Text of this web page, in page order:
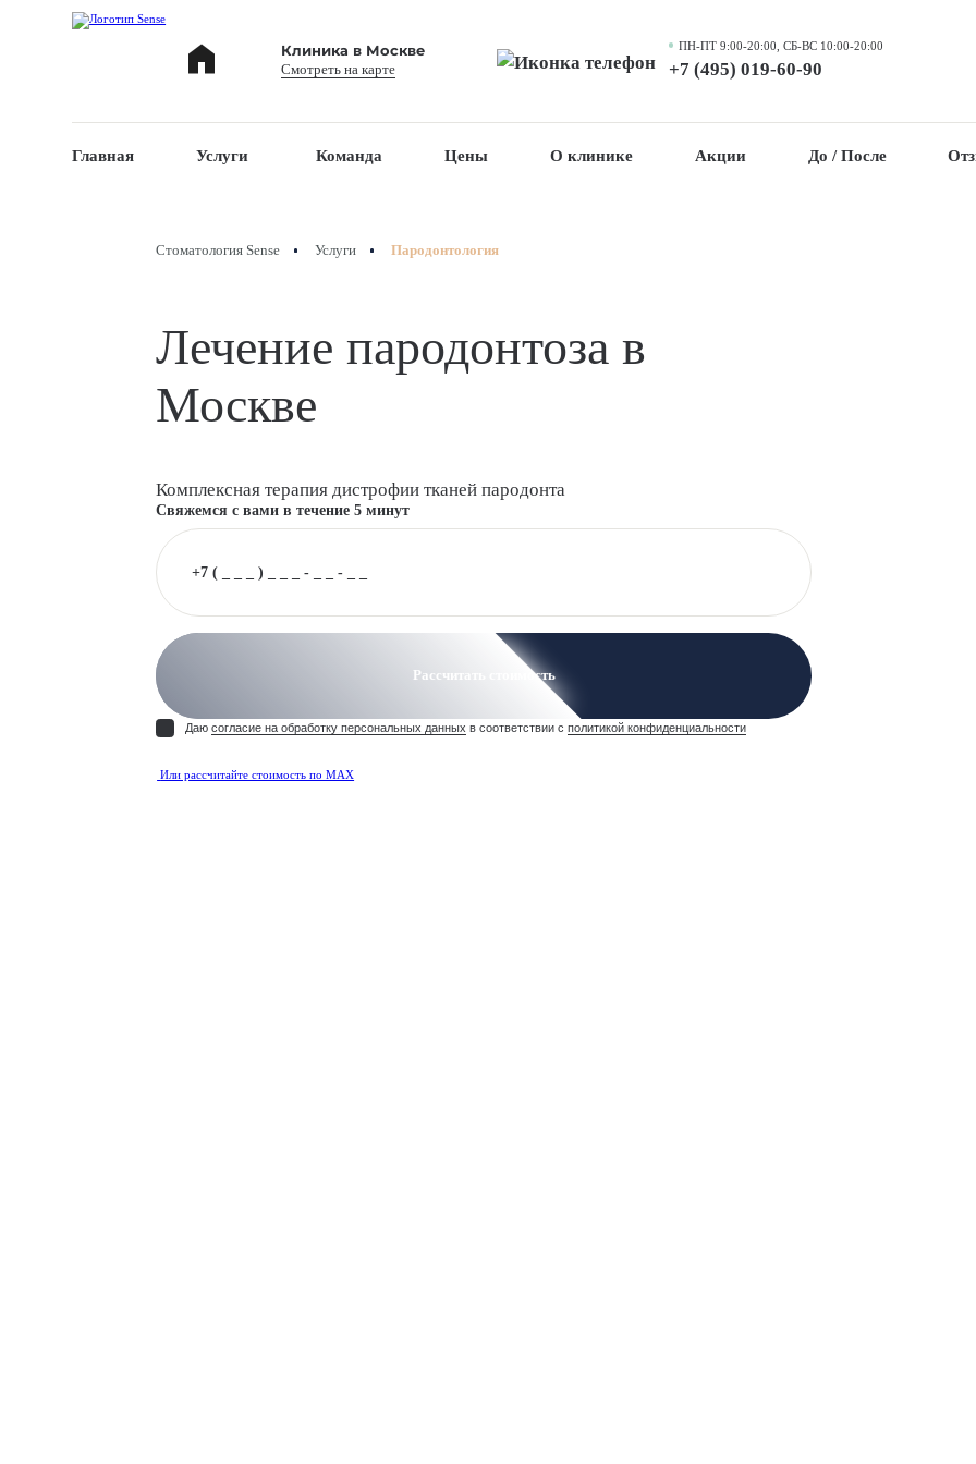
Клиника в Москве
Смотреть на карте
ПН-ПТ 9:00-20:00, СБ-ВС 10:00-20:00
+7 (495) 019-60-90
Главная Услуги Команда Цены О клинике Акции До / После
Стоматология Sense Услуги Пародонтология
Лечение пародонтоза в
Москве
Комплексная терапия дистрофии тканей пародонта
Свяжемся с вами в течение 5 минут
Рассчитать стоимость
Даю согласие на обработку персональных данных в соответствии с политикой конфиденциальности
Или рассчитайте стоимость по MAX